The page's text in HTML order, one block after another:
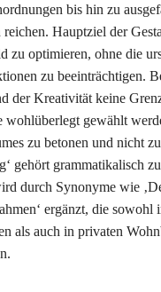
bis hin zu
reichen. Hauptziel der
zu optimieren, ohne die
zu beeinträchtigen.
der Kreativität keine
wohlüberlegt gewählt
zu betonen und nicht
gehört grammatikalisch
durch Synonyme wie
ergänzt, die sowohl
als auch in privaten